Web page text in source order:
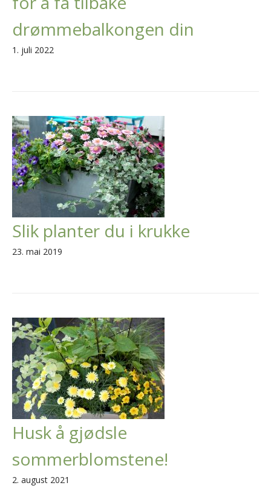
drømmebalkongen din
1. juli 2022
Slik planter du i krukke
23. mai 2019
Husk å gjødsle
sommerblomstene!
2. august 2021